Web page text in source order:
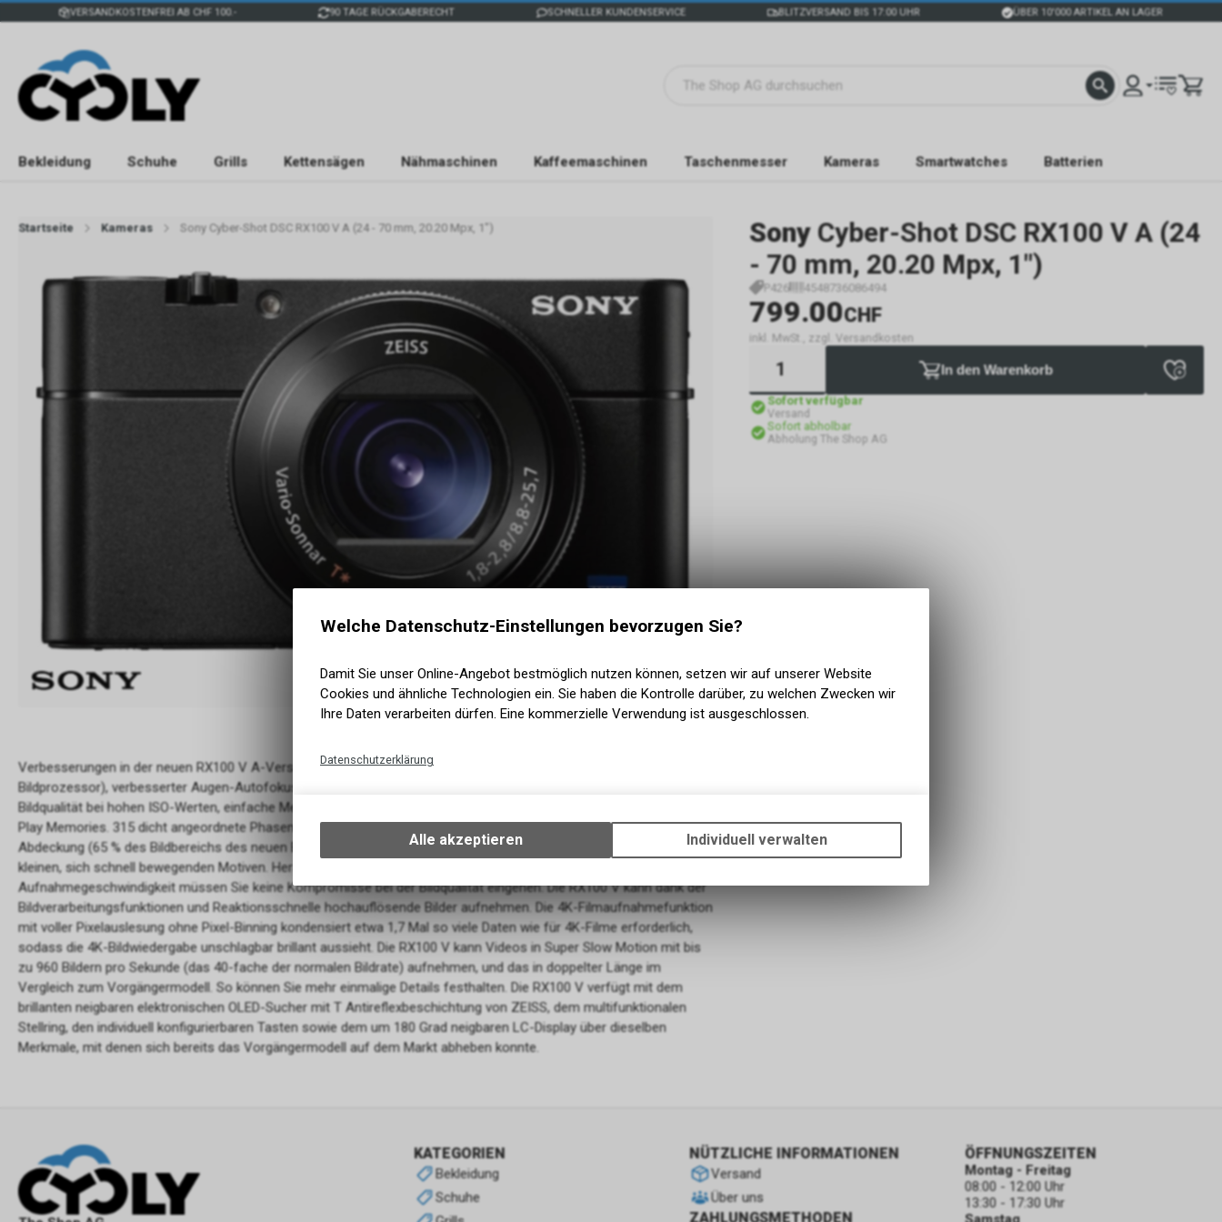
VERSANDKOSTENFREI AB CHF 100.- 90 TAGE RÜCKGABERECHT SCHNELLER KUNDENSERVICE BLITZVERSAND BIS 17:00 UHR ÜBER 10'000 ARTIKEL AN LAGER
Bekleidung Schuhe Grills Kettensägen Nähmaschinen Kaffeemaschinen Taschenmesser Kameras Smartwatches Batterien
Startseite Kameras Sony Cyber-Shot DSC RX100 V A (24 - 70 mm, 20.20 Mpx, 1") Sony Cyber-Shot DSC RX100 V A (24
- 70 mm, 20.20 Mpx, 1")
P426 4548736086494
799.00CHF
inkl. MwSt., zzgl. Versandkosten
In den Warenkorb
Sofort verfügbar
Versand
Sofort abholbar
Abholung The Shop AG
Verbesserungen in der neuen RX100 V A-Version: Neuester Bionz X mit Front-End LSI (1.8x schnellerer
Bildprozessor), verbesserter Augen-Autofokus, Serienbildaufnahme auf 233 Bilder erhöht (+50%), verbesserte
Bildqualität bei hohen ISO-Werten, einfache Menüführung wie bei DSCRX10M4 und DSCRX100M6, ohne Kamera-App
Play Memories. 315 dicht angeordnete Phasendetektions-Autofokuspunkte sorgen für die weltweit grösste AF-
Abdeckung (65 % des Bildbereichs des neuen Bildsensors) und somit für Konsistenz bei AF und Tracking, selbst bei
kleinen, sich schnell bewegenden Motiven. Herausragende Bildqualität und Serienaufnahmen: Für die
Aufnahmegeschwindigkeit müssen Sie keine Kompromisse bei der Bildqualität eingehen. Die RX100 V kann dank der
Bildverarbeitungsfunktionen und Reaktionsschnelle hochauflösende Bilder aufnehmen. Die 4K-Filmaufnahmefunktion
mit voller Pixelauslesung ohne Pixel-Binning kondensiert etwa 1,7 Mal so viele Daten wie für 4K-Filme erforderlich,
sodass die 4K-Bildwiedergabe unschlagbar brillant aussieht. Die RX100 V kann Videos in Super Slow Motion mit bis
zu 960 Bildern pro Sekunde (das 40-fache der normalen Bildrate) aufnehmen, und das in doppelter Länge im
Vergleich zum Vorgängermodell. So können Sie mehr einmalige Details festhalten. Die RX100 V verfügt mit dem
brillanten neigbaren elektronischen OLED-Sucher mit T Antireflexbeschichtung von ZEISS, dem multifunktionalen
Stellring, den individuell konfigurierbaren Tasten sowie dem um 180 Grad neigbaren LC-Display über dieselben
Merkmale, mit denen sich bereits das Vorgängermodell auf dem Markt abheben konnte.
KATEGORIEN
Bekleidung
Schuhe
NÜTZLICHE INFORMATIONEN
Versand
Über uns
ZAHLUNGSMETHODEN
ÖFFNUNGSZEITEN
Montag - Freitag
08:00 - 12:00 Uhr
13:30 - 17:30 Uhr
Welche Datenschutz-Einstellungen bevorzugen Sie?
Damit Sie unser Online-Angebot bestmöglich nutzen können, setzen wir auf unserer Website
Cookies und ähnliche Technologien ein. Sie haben die Kontrolle darüber, zu welchen Zwecken wir
Ihre Daten verarbeiten dürfen. Eine kommerzielle Verwendung ist ausgeschlossen.
Datenschutzerklärung
Ihrem Gerät, um die grundlegenden Funktionen unseres Online-Angebots, wie die
Verwendung des Warenkorbs, zu ermöglichen. Bitte beachten Sie, dass die
zulassen.
Default CIA Agent
Die CIA (Central Intelligence Agency) ist der US-amerikanische
Auslandsgeheimdienst. Sie ist dafür zuständig, ausländische
Geheimdienstinformationen zu sammeln, auszuwerten und an die US-Regierung
zu übermitteln, um nationalpolitische Entscheidungen zu unterstützen. Die CIA
konzentriert sich hauptsächlich auf die Beschaffung von Informationen durch
Menschen (Human Intelligence, HUMINT).
Alle akzeptieren Individuell verwalten